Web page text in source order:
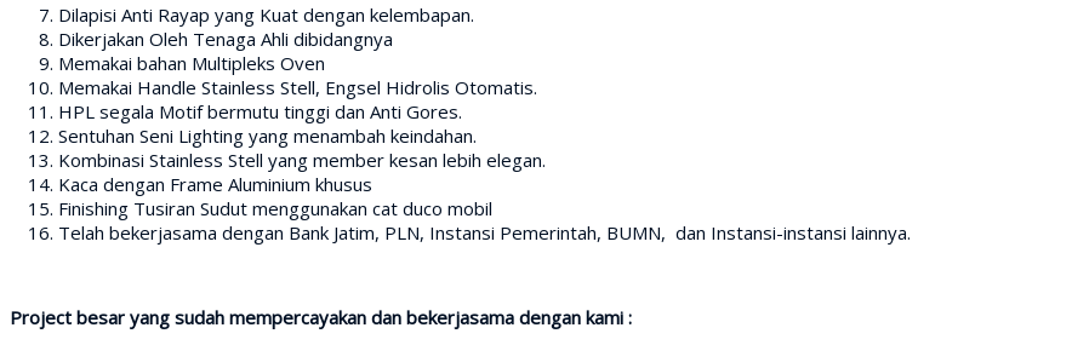
Dilapisi Anti Rayap yang Kuat dengan kelembapan.
Dikerjakan Oleh Tenaga Ahli dibidangnya
Memakai bahan Multipleks Oven
Memakai Handle Stainless Stell, Engsel Hidrolis Otomatis.
HPL segala Motif bermutu tinggi dan Anti Gores.
Sentuhan Seni Lighting yang menambah keindahan.
Kombinasi Stainless Stell yang member kesan lebih elegan.
Kaca dengan Frame Aluminium khusus
Finishing Tusiran Sudut menggunakan cat duco mobil
Telah bekerjasama dengan Bank Jatim, PLN, Instansi Pemerintah, BUMN, dan Instansi-instansi lainnya.
Project besar yang sudah mempercayakan dan bekerjasama dengan kami :